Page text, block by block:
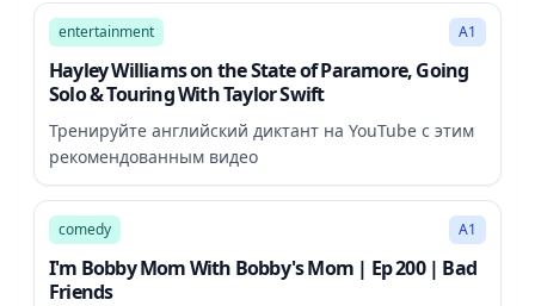
entertainment A1
Hayley Williams on the State of Paramore, Going
Solo & Touring With Taylor Swift
Тренируйте английский диктант на YouTube с этим
рекомендованным видео
70:31
comedy A1
I'm Bobby Mom With Bobby's Mom | Ep 200 | Bad
Friends